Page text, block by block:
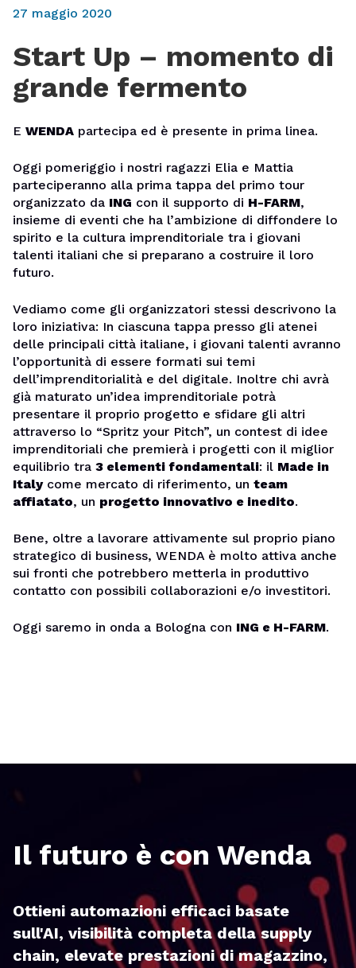
27 maggio 2020
Start Up – momento di
grande fermento
E WENDA partecipa ed è presente in prima linea.
Oggi pomeriggio i nostri ragazzi Elia e Mattia
parteciperanno alla prima tappa del primo tour
organizzato da ING con il supporto di H-FARM,
insieme di eventi che ha l’ambizione di diffondere lo
spirito e la cultura imprenditoriale tra i giovani
talenti italiani che si preparano a costruire il loro
futuro.
Vediamo come gli organizzatori stessi descrivono la
loro iniziativa: In ciascuna tappa presso gli atenei
delle principali città italiane, i giovani talenti avranno
l’opportunità di essere formati sui temi
dell’imprenditorialità e del digitale. Inoltre chi avrà
già maturato un’idea imprenditoriale potrà
presentare il proprio progetto e sfidare gli altri
attraverso lo “Spritz your Pitch”, un contest di idee
imprenditoriali che premierà i progetti con il miglior
equilibrio tra 3 elementi fondamentali: il Made in
Italycome mercato di riferimento, un team
affiatato, un progetto innovativo e inedito.
Bene, oltre a lavorare attivamente sul proprio piano
strategico di business, WENDA è molto attiva anche
sui fronti che potrebbero metterla in produttivo
contatto con possibili collaborazioni e/o investitori.
Oggi saremo in onda a Bologna con ING e H-FARM.
Il futuro è con Wenda
Ottieni automazioni efficaci basate
sull'AI, visibilità completa della supply
chain, elevate prestazioni di magazzino,